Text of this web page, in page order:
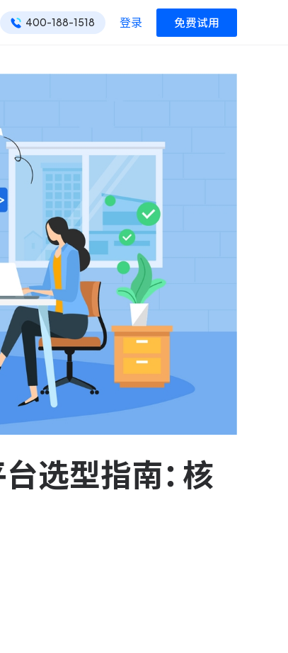
ONES 资讯
400-188-1518 登录 免费试用
选型指南：核